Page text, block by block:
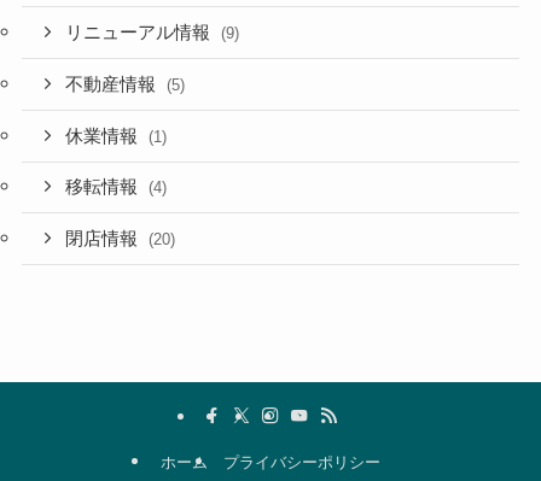
リニューアル情報 (9)
不動産情報 (5)
休業情報 (1)
移転情報 (4)
閉店情報 (20)
ホーム プライバシーポリシー